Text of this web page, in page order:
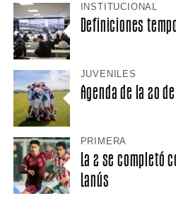
INSTITUCIONAL
Definiciones
JUVENILES
Agenda de la 20
PRIMERA
La 2 se completó
Lanús